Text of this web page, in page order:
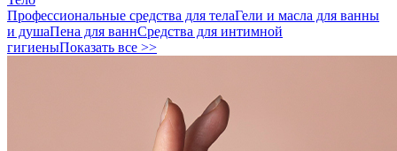
Профессиональные средства для телаГели и масла для ванны
и душаПена для ваннСредства для интимной
гигиеныПоказать все >>